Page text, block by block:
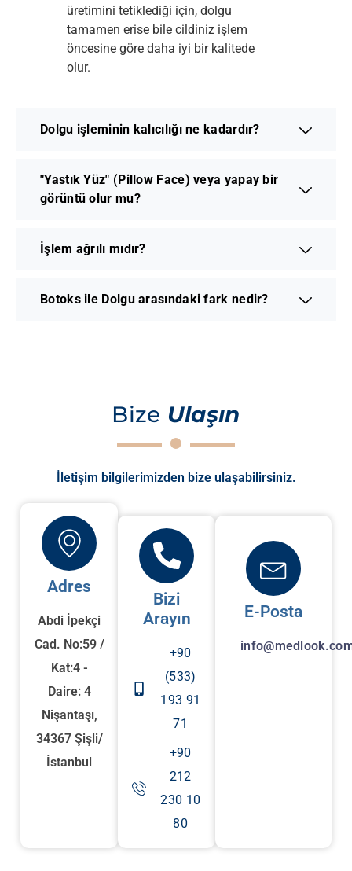
üretimini tetiklediği için, dolgu
tamamen erise bile cildiniz işlem
öncesine göre daha iyi bir kalitede
olur.
Dolgu işleminin kalıcılığı ne kadardır?
"Yastık Yüz" (Pillow Face) veya yapay bir
görüntü olur mu?
İşlem ağrılı mıdır?
Botoks ile Dolgu arasındaki fark nedir?
Bize Ulaşın
İletişim bilgilerimizden bize ulaşabilirsiniz.
Adres
Abdi İpekçi
Cad. No:59 /
Kat:4 -
Daire: 4
Nişantaşı,
34367 Şişli/
İstanbul
Bizi
Arayın
+90
(533)
193 91
71
+90
212
230 10
80
E-Posta